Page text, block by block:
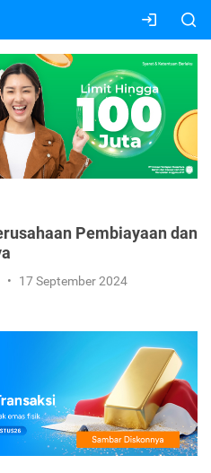
Pembiayaan dan
• 17 September 2024